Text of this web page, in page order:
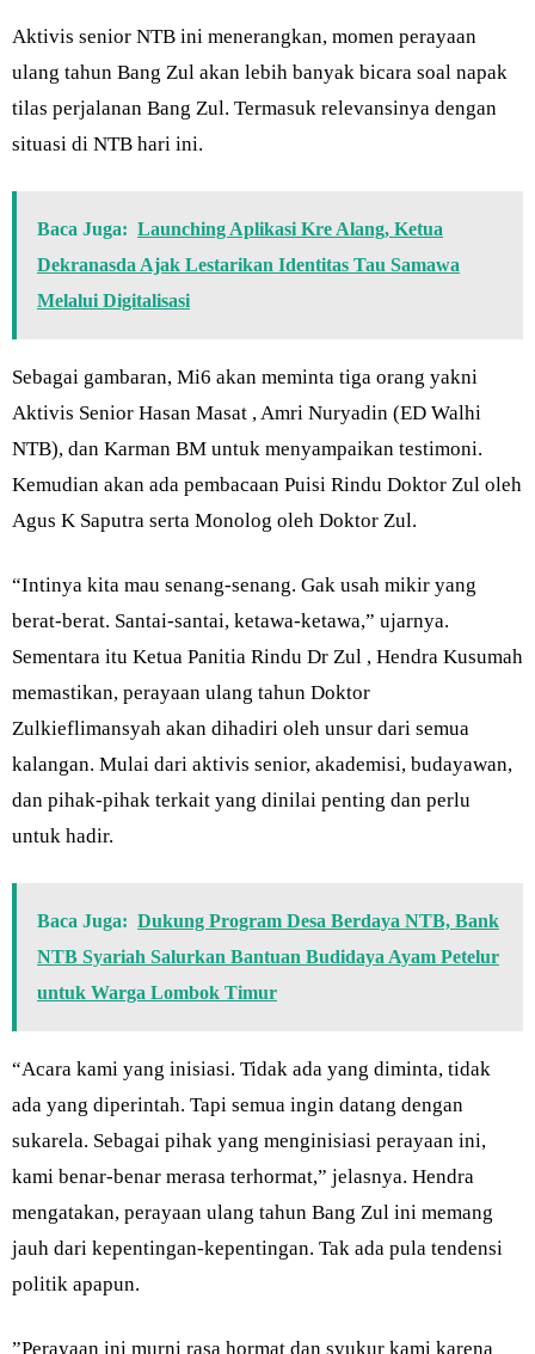
Aktivis senior NTB ini menerangkan, momen perayaan
ulang tahun Bang Zul akan lebih banyak bicara soal napak
tilas perjalanan Bang Zul. Termasuk relevansinya dengan
situasi di NTB hari ini.
Baca Juga: Launching Aplikasi Kre Alang, Ketua
Dekranasda Ajak Lestarikan Identitas Tau Samawa
Melalui Digitalisasi
Sebagai gambaran, Mi6 akan meminta tiga orang yakni
Aktivis Senior Hasan Masat , Amri Nuryadin (ED Walhi
NTB), dan Karman BM untuk menyampaikan testimoni.
Kemudian akan ada pembacaan Puisi Rindu Doktor Zul oleh
Agus K Saputra serta Monolog oleh Doktor Zul.
“Intinya kita mau senang-senang. Gak usah mikir yang
berat-berat. Santai-santai, ketawa-ketawa,” ujarnya.
Sementara itu Ketua Panitia Rindu Dr Zul , Hendra Kusumah
memastikan, perayaan ulang tahun Doktor
Zulkieflimansyah akan dihadiri oleh unsur dari semua
kalangan. Mulai dari aktivis senior, akademisi, budayawan,
dan pihak-pihak terkait yang dinilai penting dan perlu
untuk hadir.
Baca Juga: Dukung Program Desa Berdaya NTB, Bank
NTB Syariah Salurkan Bantuan Budidaya Ayam Petelur
untuk Warga Lombok Timur
“Acara kami yang inisiasi. Tidak ada yang diminta, tidak
ada yang diperintah. Tapi semua ingin datang dengan
sukarela. Sebagai pihak yang menginisiasi perayaan ini,
kami benar-benar merasa terhormat,” jelasnya. Hendra
mengatakan, perayaan ulang tahun Bang Zul ini memang
jauh dari kepentingan-kepentingan. Tak ada pula tendensi
politik apapun.
”Perayaan ini murni rasa hormat dan syukur kami karena